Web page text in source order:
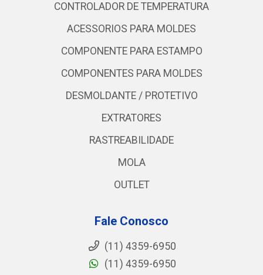
CONTROLADOR DE TEMPERATURA
ACESSORIOS PARA MOLDES
COMPONENTE PARA ESTAMPO
COMPONENTES PARA MOLDES
DESMOLDANTE / PROTETIVO
EXTRATORES
RASTREABILIDADE
MOLA
OUTLET
Fale Conosco
(11) 4359-6950
(11) 4359-6950